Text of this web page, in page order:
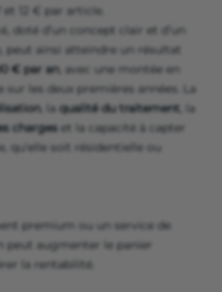
12 € par article.
doté d’un concept clair et d’un
peut ainsi atteindre un résultat
€ par an, avec une montée en
sur les deux premières années. La
, la qualité du traitement , la
charges et la capacité à capter
qu’elle soit résidentielle ou
premium ou un service de
peut augmenter le panier
la rentabilité.